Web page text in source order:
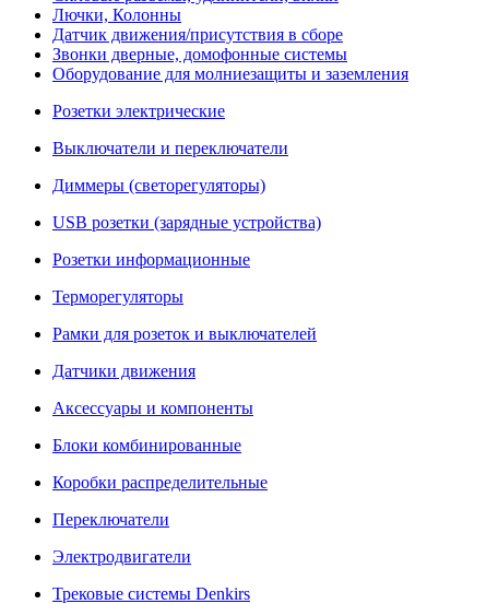
Лючки, Колонны
Датчик движения/присутствия в сборе
Звонки дверные, домофонные системы
Оборудование для молниезащиты и заземления
Розетки электрические
Выключатели и переключатели
Диммеры (светорегуляторы)
USB розетки (зарядные устройства)
Розетки информационные
Терморегуляторы
Рамки для розеток и выключателей
Датчики движения
Аксессуары и компоненты
Блоки комбинированные
Коробки распределительные
Переключатели
Электродвигатели
Трековые системы Denkirs